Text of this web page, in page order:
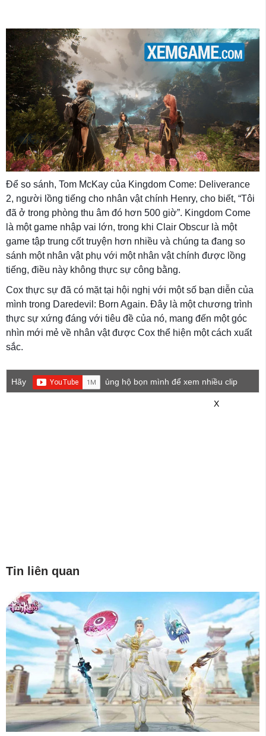
Để so sánh, Tom McKay của Kingdom Come: Deliverance
2, người lồng tiếng cho nhân vật chính Henry, cho biết, “Tôi
đã ở trong phòng thu âm đó hơn 500 giờ”. Kingdom Come
là một game nhập vai lớn, trong khi Clair Obscur là một
game tập trung cốt truyện hơn nhiều và chúng ta đang so
sánh một nhân vật phụ với một nhân vật chính được lồng
tiếng, điều này không thực sự công bằng.
Cox thực sự đã có mặt tại hội nghị với một số bạn diễn của
mình trong Daredevil: Born Again. Đây là một chương trình
thực sự xứng đáng với tiêu đề của nó, mang đến một góc
nhìn mới mẻ về nhân vật được Cox thể hiện một cách xuất
sắc.
Hãy
ủng hộ bọn mình để xem nhiều clip
X
Tin liên quan